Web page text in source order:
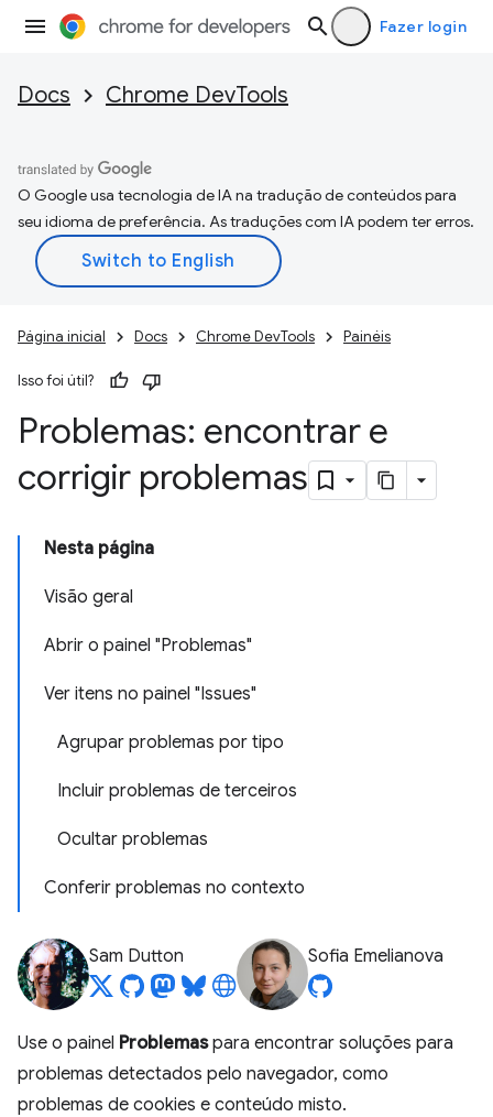
Fazer login
Docs Chrome DevTools
O Google usa tecnologia de IA na tradução de conteúdos para
seu idioma de preferência. As traduções com IA podem ter erros.
Página inicial Docs Chrome DevTools Painéis
Isso foi útil?
Problemas: encontrar e
corrigir problemas
Nesta página
Visão geral
Abrir o painel "Problemas"
Ver itens no painel "Issues"
Agrupar problemas por tipo
Incluir problemas de terceiros
Ocultar problemas
Conferir problemas no contexto
Sam Dutton Sofia Emelianova
Use o painel Problemaspara encontrar soluções para
problemas detectados pelo navegador, como
problemas de cookies e conteúdo misto.